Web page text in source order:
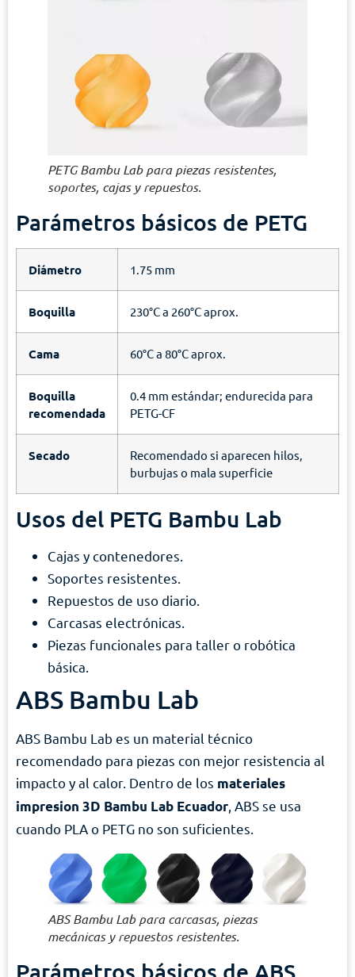
PETG Bambu Lab para piezas resistentes,
soportes, cajas y repuestos.
Parámetros básicos de PETG
Diámetro 1.75 mm
Boquilla 230°C a 260°C aprox.
Cama 60°C a 80°C aprox.
Boquilla
recomendada
0.4 mm estándar; endurecida para
PETG-CF
Secado
Recomendado si aparecen hilos,
burbujas o mala superficie
Usos del PETG Bambu Lab
Cajas y contenedores.
Soportes resistentes.
Repuestos de uso diario.
Carcasas electrónicas.
Piezas funcionales para taller o robótica
básica.
ABS Bambu Lab
ABS Bambu Lab es un material técnico
recomendado para piezas con mejor resistencia al
impacto y al calor. Dentro de los materiales
impresion 3D Bambu Lab Ecuador , ABS se usa
cuando PLA o PETG no son suficientes.
ABS Bambu Lab para carcasas, piezas
mecánicas y repuestos resistentes.
Parámetros básicos de ABS